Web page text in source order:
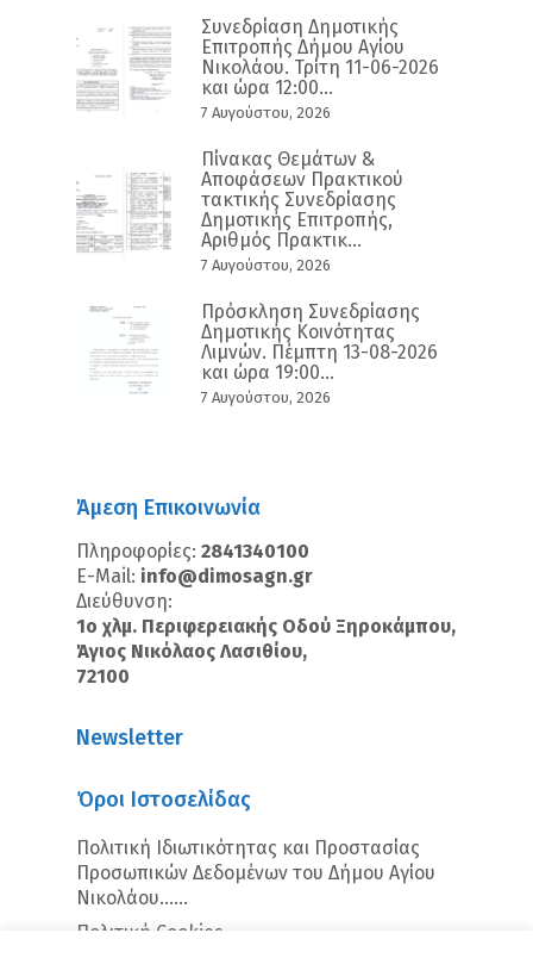
Συνεδρίαση Δημοτικής
Επιτροπής Δήμου Αγίου
Νικολάου. Τρίτη 11-06-2026
και ώρα 12:00...
7 Αυγούστου, 2026
Πίνακας Θεμάτων &
Αποφάσεων Πρακτικού
τακτικής Συνεδρίασης
Δημοτικής Επιτροπής,
Αριθμός Πρακτικ...
7 Αυγούστου, 2026
Πρόσκληση Συνεδρίασης
Δημοτικής Κοινότητας
Λιμνών. Πέμπτη 13-08-2026
και ώρα 19:00...
7 Αυγούστου, 2026
Άμεση Επικοινωνία
Πληροφορίες: 2841340100
E-Mail: info@dimosagn.gr
Διεύθυνση:
1ο χλμ. Περιφερειακής Οδού Ξηροκάμπου,
Άγιος Νικόλαος Λασιθίου,
72100
Newsletter
Όροι Ιστοσελίδας
Πολιτική Ιδιωτικότητας και Προστασίας
Προσωπικών Δεδομένων του Δήμου Αγίου
Νικολάου…...
Πολιτική Cookies